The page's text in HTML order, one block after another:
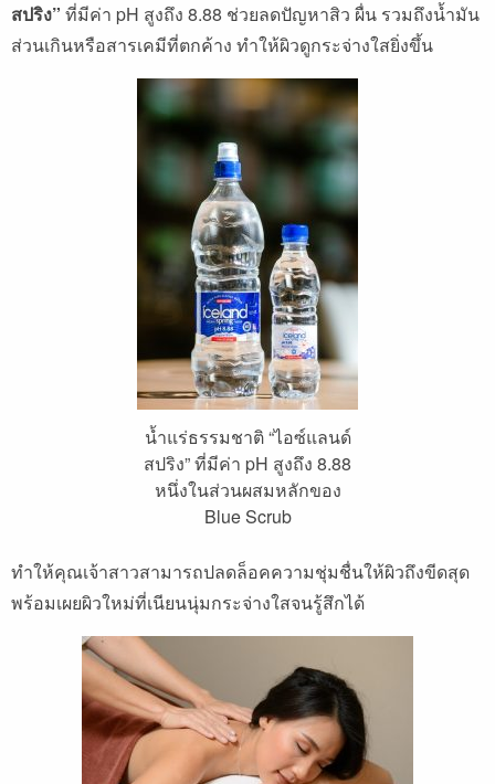
สปริง” ที่มีค่า pH สูงถึง 8.88 ช่วยลดปัญหาสิว ผื่น รวมถึงน้ำมัน
ส่วนเกินหรือสารเคมีที่ตกค้าง ทำให้ผิวดูกระจ่างใสยิ่งขึ้น
น้ำแร่ธรรมชาติ “ไอซ์แลนด์
สปริง” ที่มีค่า pH สูงถึง 8.88
หนึ่งในส่วนผสมหลักของ
Blue Scrub
ทำให้คุณเจ้าสาวสามารถปลดล็อคความชุ่มชื่นให้ผิวถึงขีดสุด
พร้อมเผยผิวใหม่ที่เนียนนุ่มกระจ่างใสจนรู้สึกได้